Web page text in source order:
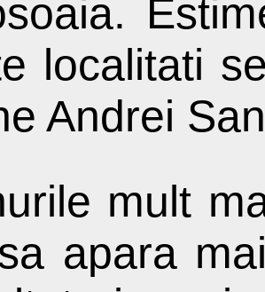
localitati
Andrei
mult
apara